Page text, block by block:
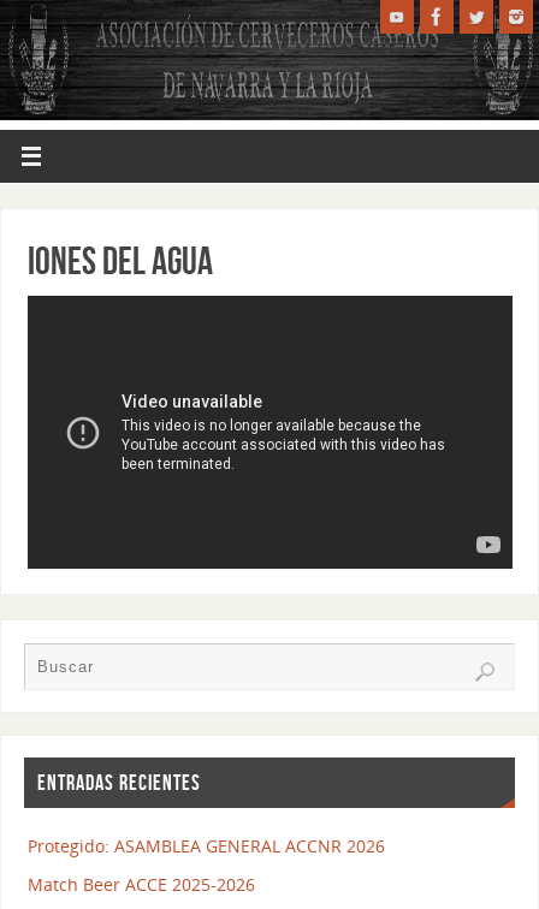
IONES DEL AGUA
ENTRADAS RECIENTES
Protegido: ASAMBLEA GENERAL ACCNR 2026
Match Beer ACCE 2025-2026